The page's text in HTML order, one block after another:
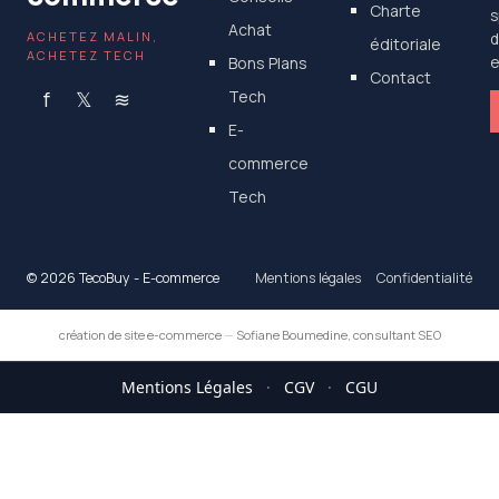
ACHETEZ MALIN,
ACHETEZ TECH
f 𝕏 ≋
Achat
Bons Plans
Tech
E-
commerce
Tech
Charte
éditoriale
Contact
© 2026 TecoBuy - E-commerce Mentions légales Confidentialité
création de site e-commerce— Sofiane Boumedine, consultant SEO
Mentions Légales · CGV · CGU